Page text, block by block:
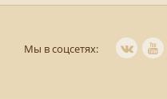
Мы в соцсетях: